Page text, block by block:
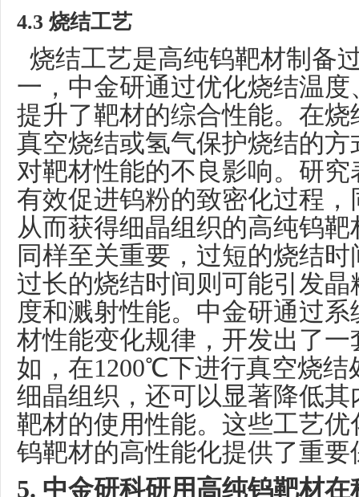
4.3 烧结工艺
烧结工艺是高纯钨靶材制备
一，中金研通过优化烧结温
提升了靶材的综合性能。在
真空烧结或氢气保护烧结的
对靶材性能的不良影响。研
有效促进钨粉的致密化过程
从而获得细晶组织的高纯钨
同样至关重要，过短的烧结
过长的烧结时间则可能引发
度和溅射性能。中金研通过
材性能变化规律，开发出了
如，在1200℃下进行真空烧结
细晶组织，还可以显著降低
靶材的使用性能。这些工艺
钨靶材的高性能化提供了重要
5. 中金研科研用高纯钨靶材